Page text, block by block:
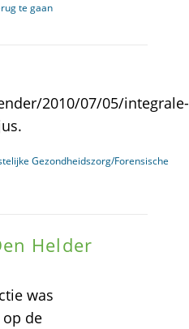
te gaan
2010/07/05/integrale-
Gezondheidszorg/Forensische
Helder
was
de